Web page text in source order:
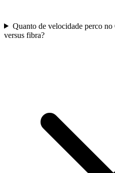
Quanto de velocidade perco
versus fibra?